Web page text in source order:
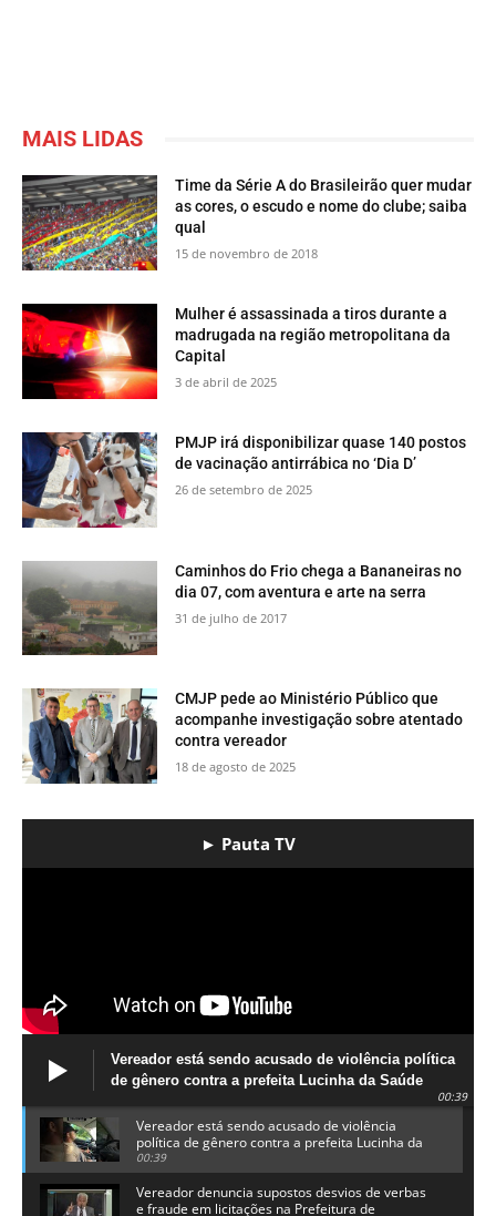
MAIS LIDAS
Time da Série A do Brasileirão quer mudar
as cores, o escudo e nome do clube; saiba
qual
15 de novembro de 2018
Mulher é assassinada a tiros durante a
madrugada na região metropolitana da
Capital
3 de abril de 2025
PMJP irá disponibilizar quase 140 postos
de vacinação antirrábica no ‘Dia D’
26 de setembro de 2025
​Caminhos do Frio chega a Bananeiras no
dia 07, com aventura e arte na serra
31 de julho de 2017
CMJP pede ao Ministério Público que
acompanhe investigação sobre atentado
contra vereador
18 de agosto de 2025
► Pauta TV
Vereador está sendo acusado de violência política
de gênero contra a prefeita Lucinha da Saúde
00:39
Vereador está sendo acusado de violência
política de gênero contra a prefeita Lucinha da
Saúde
00:39
Vereador denuncia supostos desvios de verbas
e fraude em licitações na Prefeitura de